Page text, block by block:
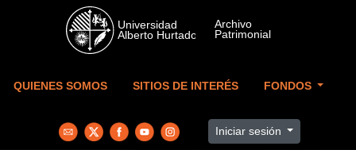
Skip to main content
QUIENES SOMOS SITIOS DE INTERÉS FONDOS
Iniciar sesión